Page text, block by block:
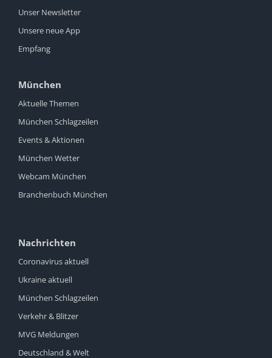
Unser Newsletter
Unsere neue App
Empfang
München
Aktuelle Themen
München Schlagzeilen
Events & Aktionen
München Wetter
Webcam München
Branchenbuch München
Nachrichten
Coronavirus aktuell
Ukraine aktuell
München Schlagzeilen
Verkehr & Blitzer
MVG Meldungen
Deutschland & Welt